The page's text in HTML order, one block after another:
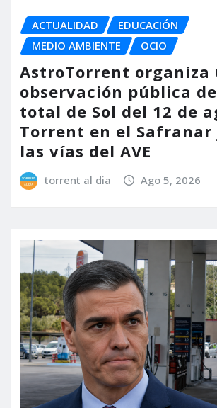
ACTUALIDAD
EDUCACIÓN
MEDIO AMBIENTE
OCIO
AstroTorrent organiza
observación pública
total de Sol del 12 de
Torrent en el
las vías del AVE
torrent al dia Ago 5, 2026